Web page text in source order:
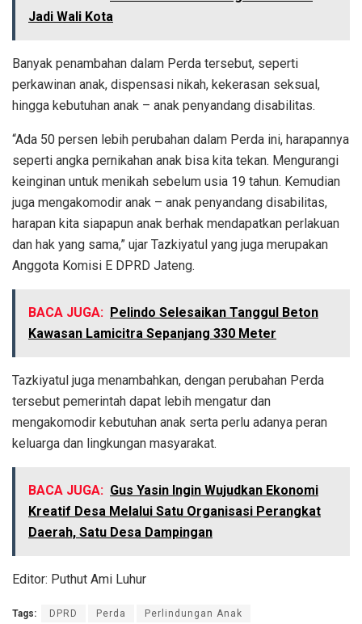
Jadi Wali Kota
Banyak penambahan dalam Perda tersebut, seperti
perkawinan anak, dispensasi nikah, kekerasan seksual,
hingga kebutuhan anak – anak penyandang disabilitas.
“Ada 50 persen lebih perubahan dalam Perda ini, harapannya
seperti angka pernikahan anak bisa kita tekan. Mengurangi
keinginan untuk menikah sebelum usia 19 tahun. Kemudian
juga mengakomodir anak – anak penyandang disabilitas,
harapan kita siapapun anak berhak mendapatkan perlakuan
dan hak yang sama,” ujar Tazkiyatul yang juga merupakan
Anggota Komisi E DPRD Jateng.
BACA JUGA: Pelindo Selesaikan Tanggul Beton
Kawasan Lamicitra Sepanjang 330 Meter
Tazkiyatul juga menambahkan, dengan perubahan Perda
tersebut pemerintah dapat lebih mengatur dan
mengakomodir kebutuhan anak serta perlu adanya peran
keluarga dan lingkungan masyarakat.
BACA JUGA: Gus Yasin Ingin Wujudkan Ekonomi
Kreatif Desa Melalui Satu Organisasi Perangkat
Daerah, Satu Desa Dampingan
Editor: Puthut Ami Luhur
Tags: DPRD Perda Perlindungan Anak